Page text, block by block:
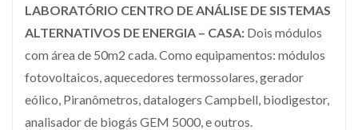
LABORATÓRIO CENTRO DE ANÁLISE DE SISTEMAS
ALTERNATIVOS DE ENERGIA – CASA: Dois módulos
com área de 50m2 cada. Como equipamentos: módulos
fotovoltaicos, aquecedores termossolares, gerador
eólico, Piranômetros, datalogers Campbell, biodigestor,
analisador de biogás GEM 5000, e outros.